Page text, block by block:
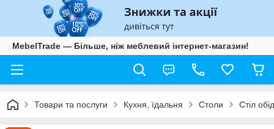
MebelTrade — Більше, ніж меблевий інтернет-магазин!
Товари та послуги Кухня, їдальня Столи Стіл